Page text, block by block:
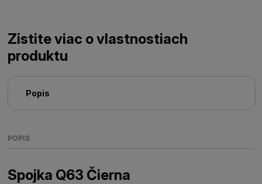
Zistite viac o vlastnostiach
produktu
Popis
POPIS
Spojka Q63 Čierna